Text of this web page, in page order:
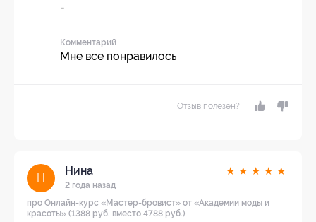
-
Комментарий
Мне все понравилось
Отзыв полезен?
Н
Нина
2 года назад
★ ★ ★ ★ ★
про Онлайн-курс «Мастер-бровист» от «Академии моды и
красоты» (1388 руб. вместо 4788 руб.)